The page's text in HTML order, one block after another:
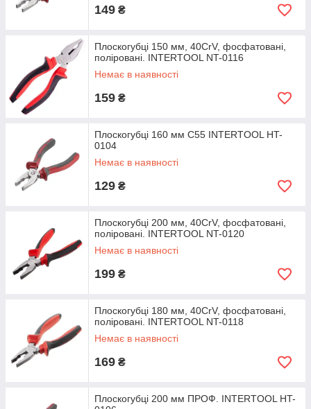
149 ₴
Плоскогубці 150 мм, 40CrV, фосфатовані,
поліровані. INTERTOOL NT-0116
Немає в наявності
159 ₴
Плоскогубці 160 мм С55 INTERTOOL HT-
0104
Немає в наявності
129 ₴
Плоскогубці 200 мм, 40CrV, фосфатовані,
поліровані. INTERTOOL NT-0120
Немає в наявності
199 ₴
Плоскогубці 180 мм, 40CrV, фосфатовані,
поліровані. INTERTOOL NT-0118
Немає в наявності
169 ₴
Плоскогубці 200 мм ПРОФ. INTERTOOL HT-